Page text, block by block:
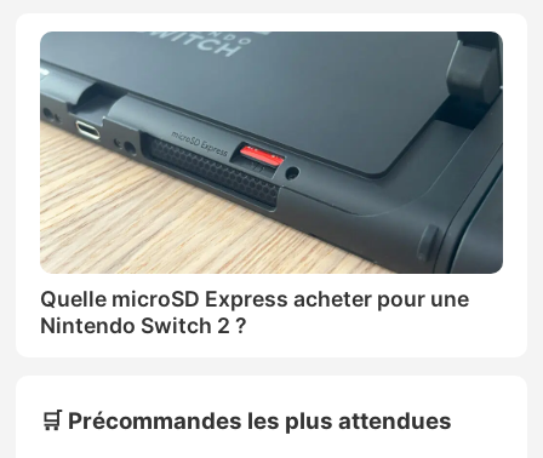
Quelle microSD Express acheter pour une
Nintendo Switch 2 ?
🛒 Précommandes les plus attendues